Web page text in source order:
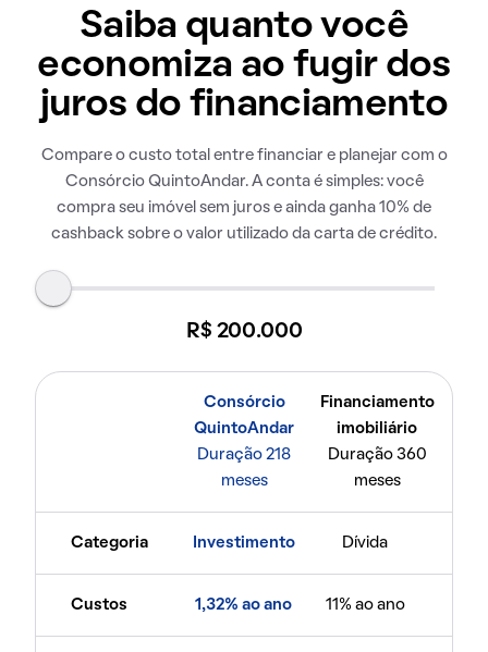
Saiba quanto você
economiza ao fugir dos
juros do financiamento
Compare o custo total entre financiar e planejar com o
Consórcio QuintoAndar. A conta é simples: você
compra seu imóvel sem juros e ainda ganha 10% de
cashback sobre o valor utilizado da carta de crédito.
R$ 200.000
Consórcio
QuintoAndar
Duração 218
meses
Financiamento
imobiliário
Duração 360
meses
Categoria Investimento Dívida
Custos 1,32% ao ano 11% ao ano